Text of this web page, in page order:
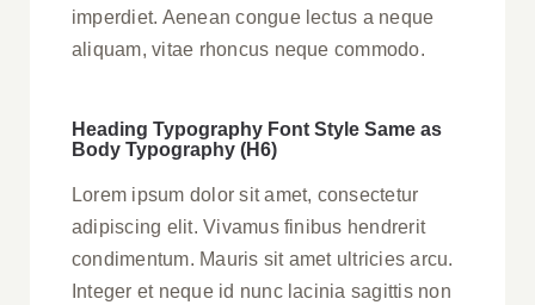
imperdiet. Aenean congue lectus a neque
aliquam, vitae rhoncus neque commodo.
Heading Typography Font Style Same as
Body Typography (H6)
Lorem ipsum dolor sit amet, consectetur
adipiscing elit. Vivamus finibus hendrerit
condimentum. Mauris sit amet ultricies arcu.
Integer et neque id nunc lacinia sagittis non